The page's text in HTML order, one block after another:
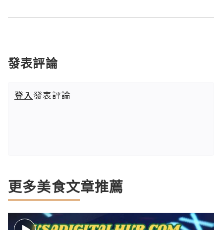
發表評論
登入發表評論
更多美食文章推薦